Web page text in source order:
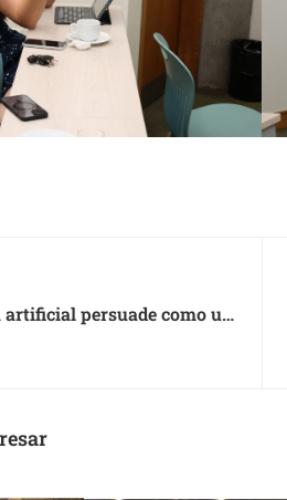
persuade como un
de Vrije Universiteit